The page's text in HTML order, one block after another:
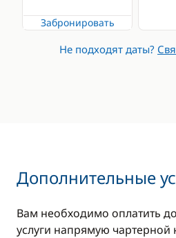
Подключение
MP3/Jack
Забронировать
Не подходят даты?
Дополнительные
Вам необходимо оплатить
услуги напрямую